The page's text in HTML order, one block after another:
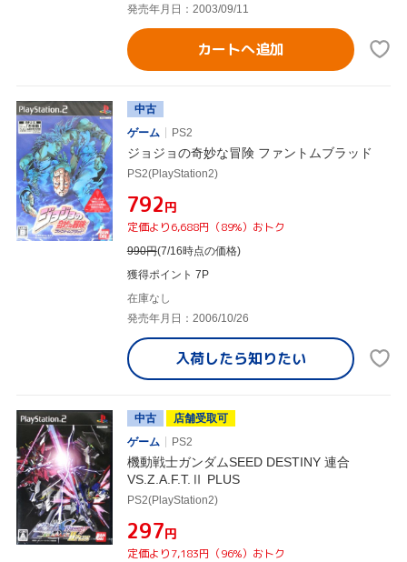
発売年月日：2003/09/11
カートへ追加
中古
ゲーム
PS2
ジョジョの奇妙な冒険 ファントムブラッド
PS2(PlayStation2)
¥792円
定価より6,688円（89%）おトク
990円(7/16時点の価格)
獲得ポイント 7P
在庫なし
発売年月日：2006/10/26
入荷したら知りたい
中古
店舗受取可
ゲーム
PS2
機動戦士ガンダムSEED DESTINY 連合
VS.Z.A.F.T.Ⅱ PLUS
PS2(PlayStation2)
¥297円
定価より7,183円（96%）おトク